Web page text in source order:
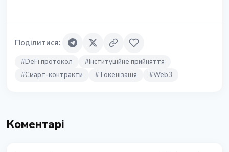
Поділитися:
#DeFi протокол #Інституційне прийняття
#Смарт-контракти #Токенізація #Web3
Коментарі